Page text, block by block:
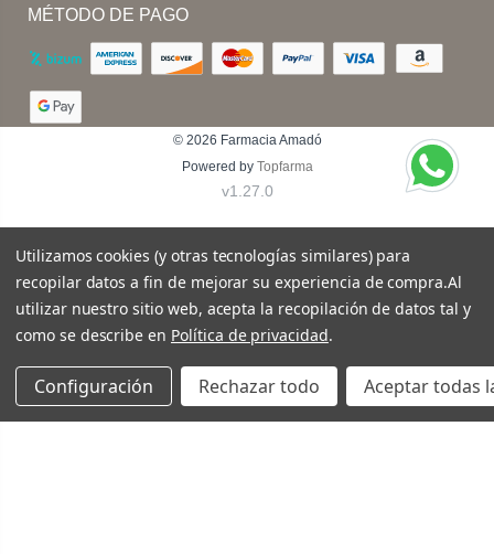
MÉTODO DE PAGO
© 2026 Farmacia Amadó
Powered by Topfarma
v1.27.0
Utilizamos cookies (y otras tecnologías similares) para
recopilar datos a fin de mejorar su experiencia de compra.Al
utilizar nuestro sitio web, acepta la recopilación de datos tal y
como se describe en Política de privacidad.
Configuración Rechazar todo Aceptar todas